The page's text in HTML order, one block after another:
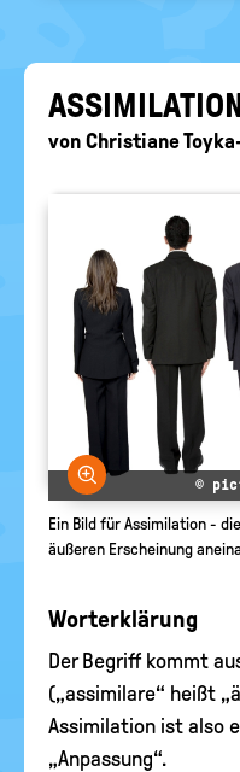
EURE
von Christiane
Bild
©
Ein Bild für Assimilation -
äußeren Erscheinung
Worterklärung
Der Begriff kommt
(„assimilare“ heißt
Assimilation ist also
„Anpassung“.